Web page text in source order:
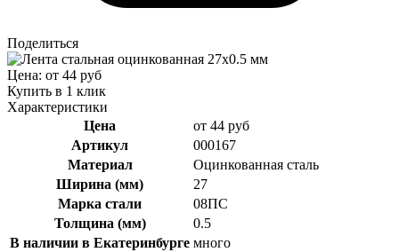
Поделиться
Цена: от 44 руб
Купить в 1 клик
Характеристики
Цена
от 44 руб
Артикул
000167
Материал
Оцинкованная сталь
Ширина (мм)
27
Марка стали
08ПС
Толщина (мм)
0.5
В наличии в Екатеринбурге много